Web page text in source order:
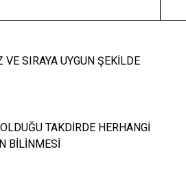
SIRAYA UYGUN ŞEKİLDE
TAKDİRDE HERHANGİ
BİLİNMESİ